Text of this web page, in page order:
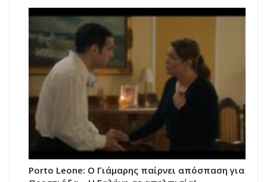
Porto Leone: Ο Γιάμαρης παίρνει απόσπαση για